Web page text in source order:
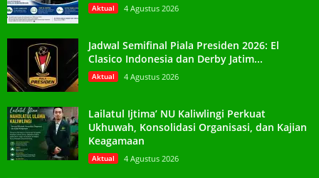
Aktual 4 Agustus 2026
Jadwal Semifinal Piala Presiden 2026: El
Clasico Indonesia dan Derby Jatim...
Aktual 4 Agustus 2026
Lailatul Ijtima’ NU Kaliwlingi Perkuat
Ukhuwah, Konsolidasi Organisasi, dan Kajian
Keagamaan
Aktual 4 Agustus 2026